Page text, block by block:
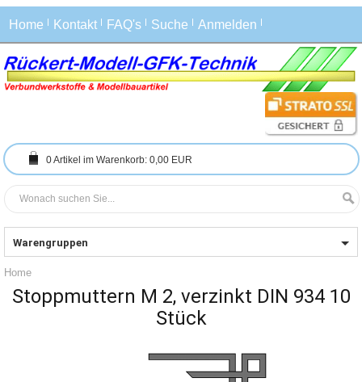
Home Kontakt FAQ's Suche Anmelden
0Artikel im Warenkorb: 0,00 EUR
Warengruppen
Home
Stoppmuttern M 2, verzinkt DIN 934 10
Stück